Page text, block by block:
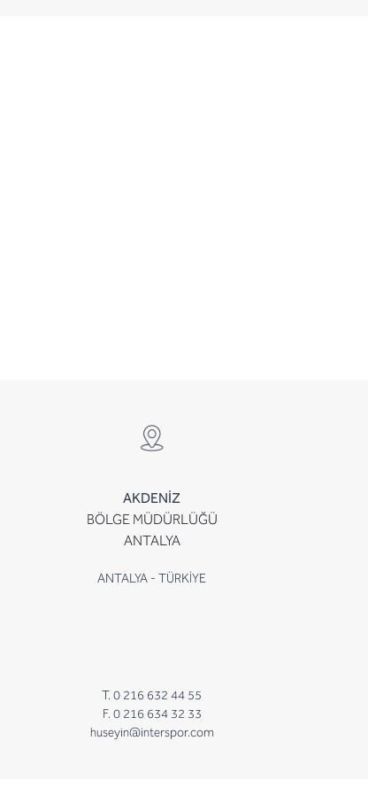
AKDENİZ
BÖLGE MÜDÜRLÜĞÜ
ANTALYA
ANTALYA - TÜRKİYE
T. 0 216 632 44 55
F. 0 216 634 32 33
huseyin@interspor.com